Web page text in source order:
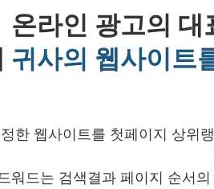
온라인 광고의 대
귀사의 웹사이트
한 웹사이트를 첫페이지 상위
워드는 검색결과 페이지 순서